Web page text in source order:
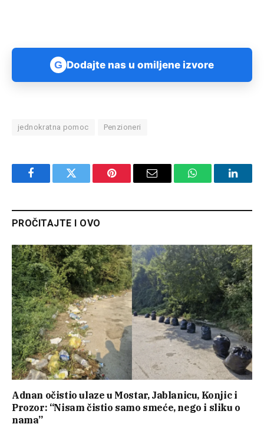
G Dodajte nas u omiljene izvore
jednokratna pomoc Penzioneri
FacebookTwitter Pinterest Email WhatsApp
PROČITAJTE I OVO
Adnan očistio ulaze u Mostar, Jablanicu, Konjic i
Prozor: “Nisam čistio samo smeće, nego i sliku o
nama”